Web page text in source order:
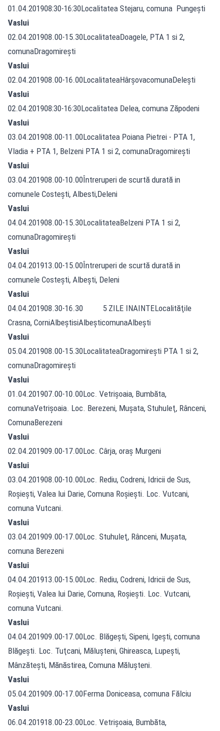
01.04.201908:30-16:30Localitatea Stejaru, comuna Pungeşti
Vaslui
02.04.201908.00-15.30LocalitateaDoagele, PTA 1 si 2,
comunaDragomireşti
Vaslui
02.04.201908.00-16.00LocalitateaHârşovacomunaDeleşti
Vaslui
02.04.201908:30-16:30Localitatea Delea, comuna Zăpodeni
Vaslui
03.04.201908.00-11.00Localitatea Poiana Pietrei - PTA 1,
Vladia + PTA 1, Belzeni PTA 1 si 2, comunaDragomireşti
Vaslui
03.04.201908.00-10.00Întreruperi de scurtă durată in
comunele Costeşti, Albesti,Deleni
Vaslui
04.04.201908.00-15.30LocalitateaBelzeni PTA 1 si 2,
comunaDragomireşti
Vaslui
04.04.201913.00-15.00Întreruperi de scurtă durată in
comunele Costeşti, Albeşti, Deleni
Vaslui
04.04.201908.30-16.30 5 ZILE INAINTELocalităţile
Crasna, CorniAlbeştisiAlbeşticomunaAlbeşti
Vaslui
05.04.201908.00-15.30LocalitateaDragomireşti PTA 1 si 2,
comunaDragomireşti
Vaslui
01.04.201907.00-10.00Loc. Vetrişoaia, Bumbăta,
comunaVetrişoaia. Loc. Berezeni, Muşata, Stuhuleţ, Rânceni,
ComunaBerezeni
Vaslui
02.04.201909.00-17.00Loc. Cârja, oraş Murgeni
Vaslui
03.04.201908.00-10.00Loc. Rediu, Codreni, Idricii de Sus,
Roşieşti, Valea lui Darie, Comuna Roşieşti. Loc. Vutcani,
comuna Vutcani.
Vaslui
03.04.201909.00-17.00Loc. Stuhuleţ, Rânceni, Muşata,
comuna Berezeni
Vaslui
04.04.201913.00-15.00Loc. Rediu, Codreni, Idricii de Sus,
Roşieşti, Valea lui Darie, Comuna, Roşieşti. Loc. Vutcani,
comuna Vutcani.
Vaslui
04.04.201909.00-17.00Loc. Blăgeşti, Sipeni, Igeşti, comuna
Blăgeşti. Loc. Tuţcani, Măluşteni, Ghireasca, Lupeşti,
Mânzăteşti, Mănăstirea, Comuna Măluşteni.
Vaslui
05.04.201909.00-17.00Ferma Doniceasa, comuna Fălciu
Vaslui
06.04.201918.00-23.00Loc. Vetrişoaia, Bumbăta,